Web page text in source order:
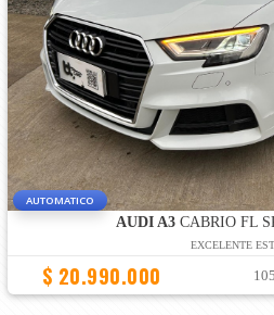
AUTOMATICO
AUDI A3CABRIO FL
EXCELENTE
$ 20.990.000